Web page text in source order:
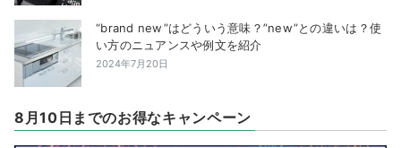
“brand new”はどういう意味？”new”との違いは？使
い方のニュアンスや例文を紹介
2024年7月20日
8月10日までのお得なキャンペーン